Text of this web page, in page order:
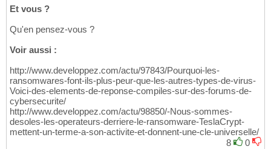
Et vous ?
Qu'en pensez-vous ?
Voir aussi :
http://www.developpez.com/actu/97843/Pourquoi-les-
ransomwares-font-ils-plus-peur-que-les-autres-types-de-virus-
Voici-des-elements-de-reponse-compiles-sur-des-forums-de-
cybersecurite/
http://www.developpez.com/actu/98850/-Nous-sommes-
desoles-les-operateurs-derriere-le-ransomware-TeslaCrypt-
mettent-un-terme-a-son-activite-et-donnent-une-cle-universelle/
8
0